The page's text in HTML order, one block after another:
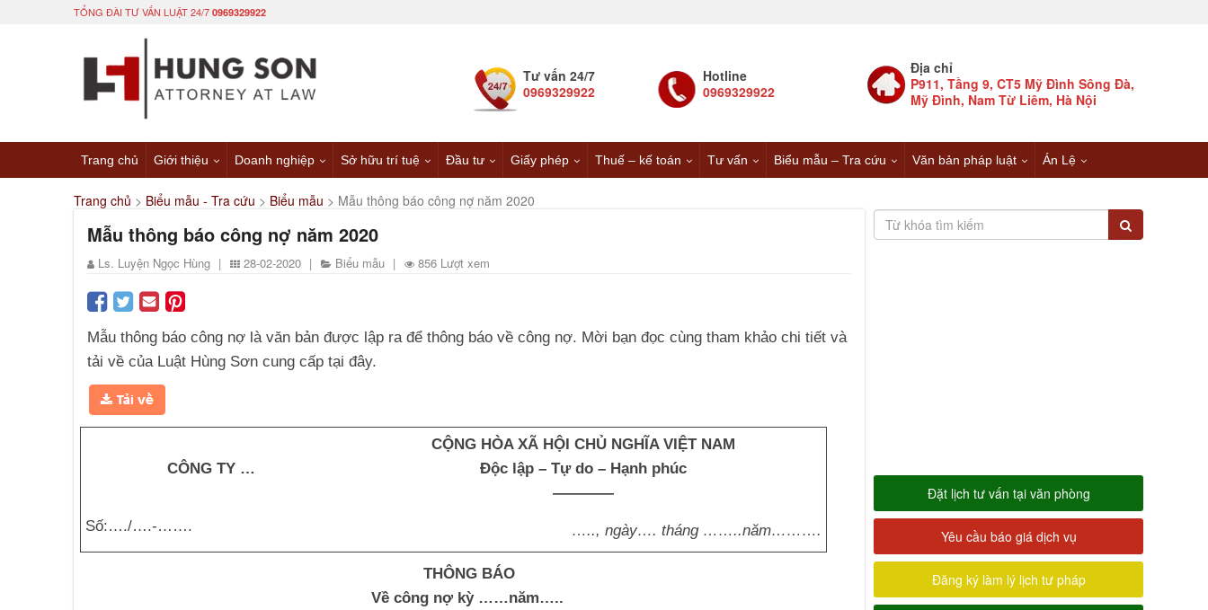
TỔNG ĐÀI TƯ VẤN LUẬT 24/7 0969329922
Tư vấn 24/7
0969329922
Hotline
0969329922
Địa chỉ
P911, Tầng 9, CT5 Mỹ Đình Sông Đà,
Mỹ Đình, Nam Từ Liêm, Hà Nội
Trang chủ Giới thiệu Doanh nghiệp Sở hữu trí tuệ Đầu tư Giấy phép Thuế – kế toán Tư vấn Biểu mẫu – Tra cứu Văn bản pháp luật Án Lệ
Trang chủ > Biểu mẫu - Tra cứu > Biểu mẫu > Mẫu thông báo công nợ năm 2020
Mẫu thông báo công nợ năm 2020
Ls. Luyện Ngọc Hùng | 28-02-2020 | Biểu mẫu | 856 Lượt xem
Mẫu thông báo công nợ là văn bản được lập ra để thông báo về công nợ. Mời bạn đọc cùng tham khảo chi tiết và
tải về của Luật Hùng Sơn cung cấp tại đây.
CÔNG TY …
CỘNG HÒA XÃ HỘI CHỦ NGHĨA VIỆT NAM
Độc lập – Tự do – Hạnh phúc
————
Số:…./….-…….
….., ngày…. tháng ……..năm……….
THÔNG BÁO
Về công nợ kỳ ……năm…..
Đặt lịch tư vấn tại văn phòng
Yêu cầu báo giá dịch vụ
Đăng ký làm lý lịch tư pháp